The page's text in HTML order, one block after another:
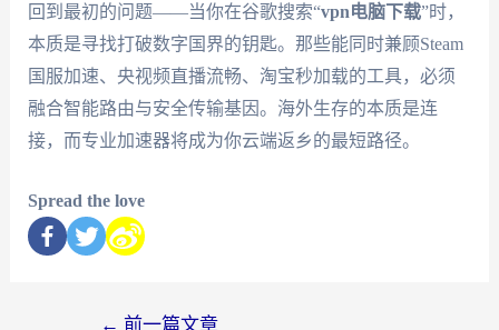
回到最初的问题——当你在谷歌搜索“vpn电脑下载”时，
本质是寻找打破数字国界的钥匙。那些能同时兼顾Steam
国服加速、央视频直播流畅、淘宝秒加载的工具，必须
融合智能路由与安全传输基因。海外生存的本质是连
接，而专业加速器将成为你云端返乡的最短路径。
Spread the love
← 前一篇文章